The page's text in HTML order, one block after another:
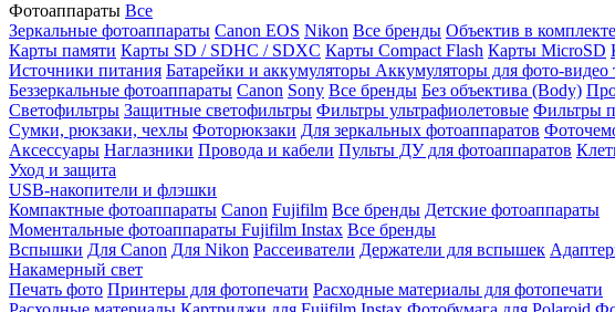
Фотоаппараты Все
Зеркальные фотоаппараты Canon EOS Nikon Все бренды Объектив в
Карты памяти Карты SD / SDHC / SDXC Карты Compact Flash Карты MicroSD
Источники питания Батарейки и аккумуляторы Аккумуляторы для фото-видео
Беззеркальные фотоаппараты Canon Sony Все бренды Без объектива (Body)
Светофильтры Защитные светофильтры Фильтры ультрафиолетовые Фильтры
Сумки, рюкзаки, чехлы Фоторюкзаки Для зеркальных фотоаппаратов
Аксессуары Наглазники Провода и кабели Пульты ДУ для фотоаппаратов
Уход и защита
USB-накопители и флэшки
Компактные фотоаппараты Canon Fujifilm Все бренды Детские фотоаппараты
Моментальные фотоаппараты Fujifilm Instax Все бренды
Вспышки Для Canon Для Nikon Рассеиватели Держатели для вспышек
Накамерный свет
Печать фото Принтеры для фотопечати Расходные материалы для фотопечати